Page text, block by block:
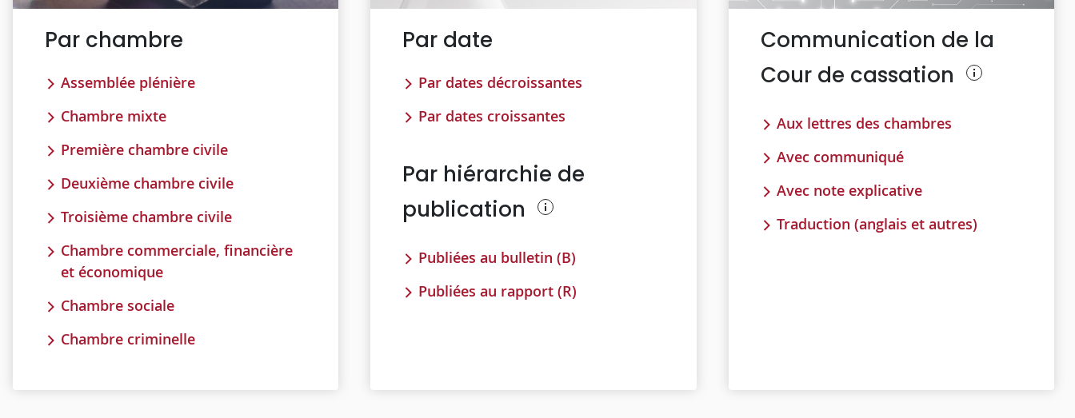
Par chambre
Assemblée plénière
Chambre mixte
Première chambre civile
Deuxième chambre civile
Troisième chambre civile
Chambre commerciale, financière
et économique
Chambre sociale
Chambre criminelle
Par date
Par dates décroissantes
Par dates croissantes
Par hiérarchie de
publication
Publiées au bulletin (B)
Publiées au rapport (R)
Communication de la
Cour de cassation
Aux lettres des chambres
Avec communiqué
Avec note explicative
Traduction (anglais et autres)